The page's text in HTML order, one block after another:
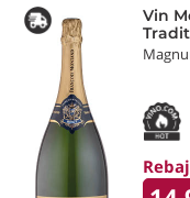
Vin